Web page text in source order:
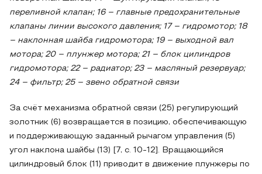
переливной клапан; 16 – главные предохранительные
клапаны линии высокого давления; 17 – гидромотор; 18
– наклонная шайба гидромотора; 19 – выходной вал
мотора; 20 – плунжер мотора; 21 – блок цилиндров
гидромотора; 22 – радиатор; 23 – масляный резервуар;
24 – фильтр; 25 – звено обратной связи
За счёт механизма обратной связи (25) регулирующий
золотник (6) возвращается в позицию, обеспечивающую
и поддерживающую заданный рычагом управления (5)
угол наклона шайбы (13) [7, с. 10-12]. Вращающийся
цилиндровый блок (11) приводит в движение плунжеры по